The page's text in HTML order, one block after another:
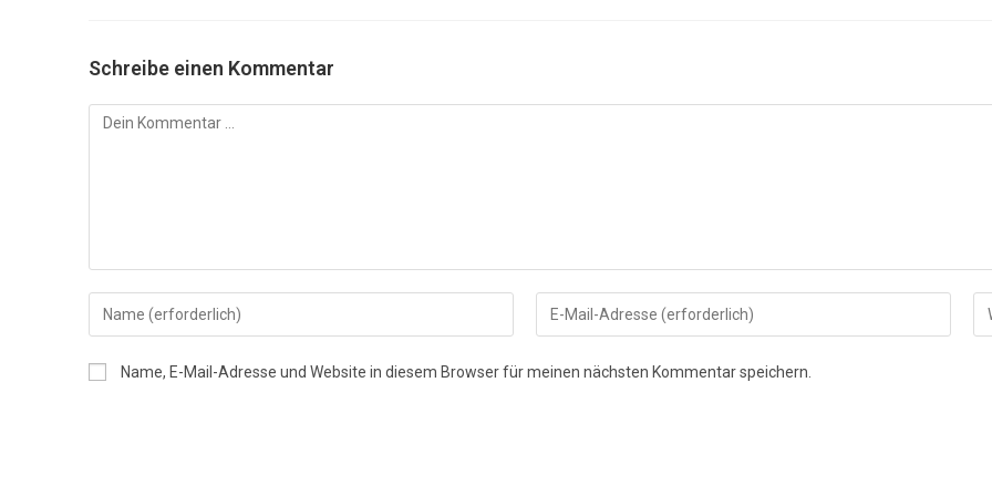
Schreibe einen Kommentar
Kommentar
Gib
deinen
Namen
Gib
deine
Name, E-Mail-Adresse und Website in diesem Browser für meinen nächsten Kommentar speichern.